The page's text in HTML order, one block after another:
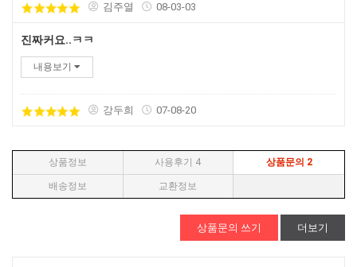
김주열 08-03-03
진짜커요..ㅋㅋ
내용보기
강두희 07-08-20
상품정보 사용후기 4 상품문의 2
배송정보 교환정보
상품문의 쓰기 더보기